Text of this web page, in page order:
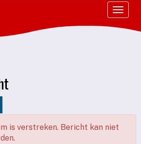
is verstreken. Bericht kan niet